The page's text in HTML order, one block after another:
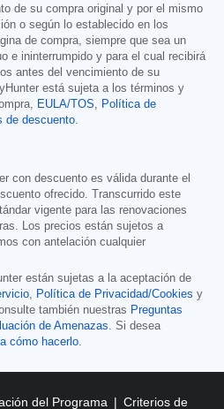
de su compra original y por el mismo
o según lo establecido en los
de compra, siempre que sea un
e ininterrumpido y para el cual recibirá
antes del vencimiento de su
está sujeta a los términos y
EULA/TOS, Política de
de descuento.
con descuento es válida durante el
ofrecido. Transcurrido este
vigente para las renovaciones
Los precios están sujetos a
con antelación cualquier
están sujetas a la aceptación de
, Política de Privacidad/Cookies y
también nuestras Preguntas
de Amenazas. Si desea
cómo hacerlo.
del Programa Criterios de